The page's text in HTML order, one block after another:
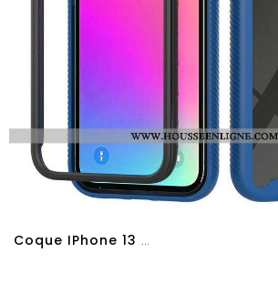
Coque IPhone 13 Pro Max Conception Hybride Rebords Silicone